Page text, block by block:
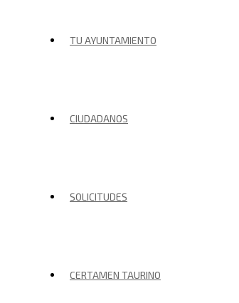
TU AYUNTAMIENTO
CIUDADANOS
SOLICITUDES
CERTAMEN TAURINO